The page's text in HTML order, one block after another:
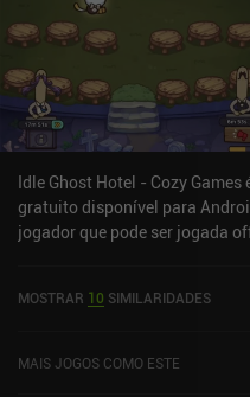
Idle Ghost Hotel - Cozy
gratuito disponível para
jogador que pode ser jogada
App Store.
MOSTRAR 10 SIMILARIDADES
MAIS JOGOS COMO ESTE